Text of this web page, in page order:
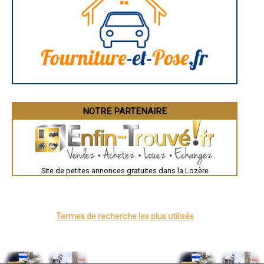
- Entreprise d'électricité à Saint-Michel-de-Dèze
- Entreprise d'électricité à Prinsuéjols
- Entreprise d'électricité à Rocles
- Entreprise d'électricité à Saint-Pierre-de-Nogaret
- Entreprise d'électricité à Naussac
- Entreprise d'électricité à Allenc
- Entreprise d'électricité à Saint-Flour-de-Mercoire
- Entreprise d'électricité à Le Pompidou
- Entreprise d'électricité à Saint-Jean-la-Fouillouse
- Entreprise d'électricité à Palhers
- Entreprise d'électricité à Lachamp
- Entreprise d'électricité à Sainte-Colombe-de-Peyre
- Entreprise d'électricité à La Fage-Montivernoux
- Entreprise d'électricité à La Bastide-Puylaurent
- Entreprise d'électricité à Vebron
- Entreprise d'électricité à Moissac-Vallée-Française
NOTRE PARTENAIRE
Site de petites annonces gratuites dans la Lozère
Termes de recherche les plus utilisés